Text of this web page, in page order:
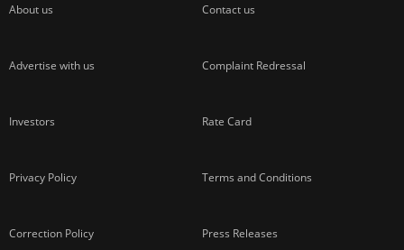
About us Contact us
Advertise with us Complaint Redressal
Investors Rate Card
Privacy Policy Terms and Conditions
Correction Policy Press Releases